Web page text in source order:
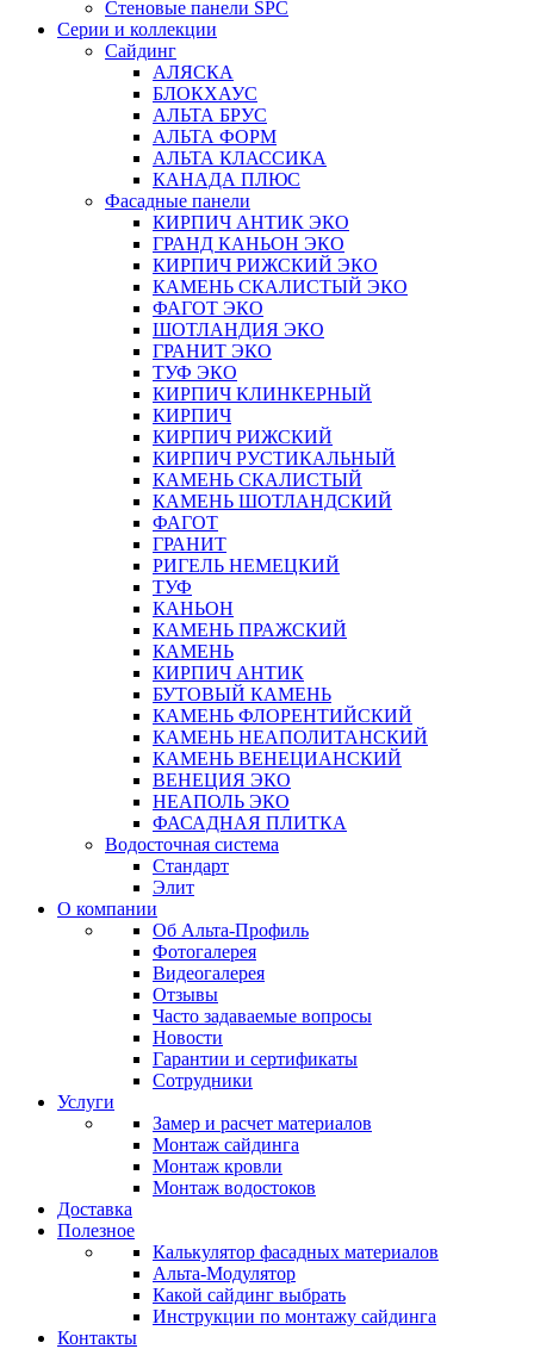
Стеновые панели SPC
Серии и коллекции
Сайдинг
АЛЯСКА
БЛОКХАУС
АЛЬТА БРУС
АЛЬТА ФОРМ
АЛЬТА КЛАССИКА
КАНАДА ПЛЮС
Фасадные панели
КИРПИЧ АНТИК ЭКО
ГРАНД КАНЬОН ЭКО
КИРПИЧ РИЖСКИЙ ЭКО
КАМЕНЬ СКАЛИСТЫЙ ЭКО
ФАГОТ ЭКО
ШОТЛАНДИЯ ЭКО
ГРАНИТ ЭКО
ТУФ ЭКО
КИРПИЧ КЛИНКЕРНЫЙ
КИРПИЧ
КИРПИЧ РИЖСКИЙ
КИРПИЧ РУСТИКАЛЬНЫЙ
КАМЕНЬ СКАЛИСТЫЙ
КАМЕНЬ ШОТЛАНДСКИЙ
ФАГОТ
ГРАНИТ
РИГЕЛЬ НЕМЕЦКИЙ
ТУФ
КАНЬОН
КАМЕНЬ ПРАЖСКИЙ
КАМЕНЬ
КИРПИЧ АНТИК
БУТОВЫЙ КАМЕНЬ
КАМЕНЬ ФЛОРЕНТИЙСКИЙ
КАМЕНЬ НЕАПОЛИТАНСКИЙ
КАМЕНЬ ВЕНЕЦИАНСКИЙ
ВЕНЕЦИЯ ЭКО
НЕАПОЛЬ ЭКО
ФАСАДНАЯ ПЛИТКА
Водосточная система
Стандарт
Элит
О компании
Об Альта-Профиль
Фотогалерея
Видеогалерея
Отзывы
Часто задаваемые вопросы
Новости
Гарантии и сертификаты
Сотрудники
Услуги
Замер и расчет материалов
Монтаж сайдинга
Монтаж кровли
Монтаж водостоков
Доставка
Полезное
Калькулятор фасадных материалов
Альта-Модулятор
Какой сайдинг выбрать
Инструкции по монтажу сайдинга
Контакты